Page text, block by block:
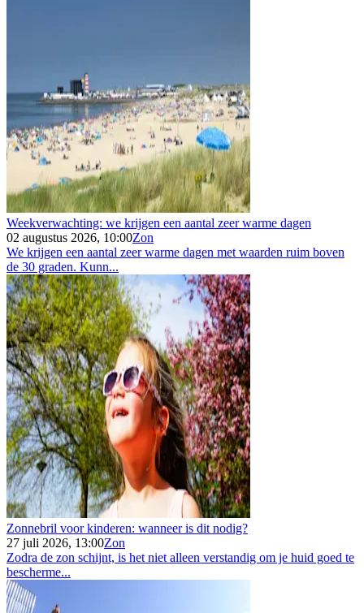
Weekverwachting: we krijgen een aantal zeer warme dagen
02 augustus 2026, 10:00Zon
We krijgen een aantal zeer warme dagen met waarden ruim boven
de 30 graden. Kunn...
Zonnebril voor kinderen: wanneer is dit nodig?
27 juli 2026, 13:00Zon
Zodra de zon schijnt, is het niet alleen verstandig om je huid goed te
bescherme...